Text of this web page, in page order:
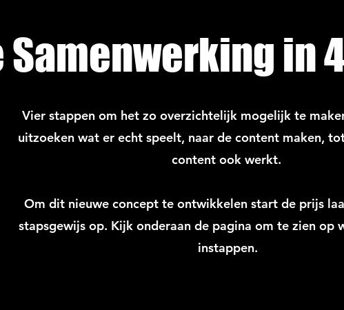
Samenwerking in
Vier stappen om het zo overzichtelijk mogelijk te
uitzoeken wat er echt speelt, naar de content maken,
content ook werkt.
Om dit nieuwe concept te ontwikkelen start de prijs
stapsgewijs op. Kijk onderaan de pagina om te zien op
instappen.